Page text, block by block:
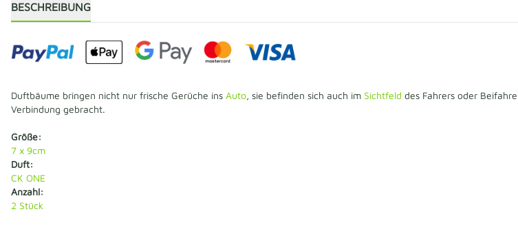
BESCHREIBUNG
Duftbäume bringen nicht nur frische Gerüche ins Auto, sie befinden sich auch im Sichtfeld des Fahrers oder
Verbindung gebracht.
Größe:
7 x 9cm
Duft:
CK ONE
Anzahl:
2 Stück